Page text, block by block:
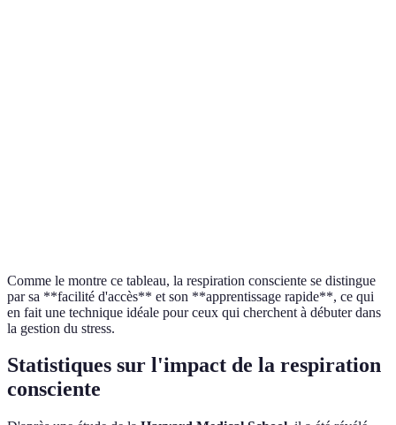
Comme le montre ce tableau, la respiration consciente se distingue
par sa **facilité d'accès** et son **apprentissage rapide**, ce qui
en fait une technique idéale pour ceux qui cherchent à débuter dans
la gestion du stress.
Statistiques sur l'impact de la respiration
consciente